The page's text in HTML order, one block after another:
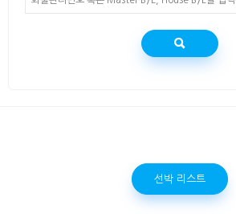
선박 리스트